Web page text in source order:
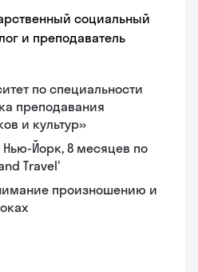
социальный
и преподаватель
по специальности
преподавания
и культур»
Йорк, 8 месяцев по
Travel'
произношению и